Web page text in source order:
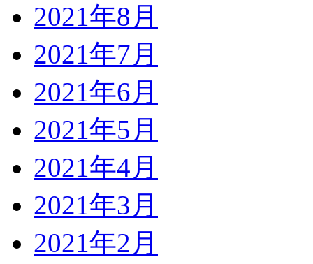
2021年8月
2021年7月
2021年6月
2021年5月
2021年4月
2021年3月
2021年2月